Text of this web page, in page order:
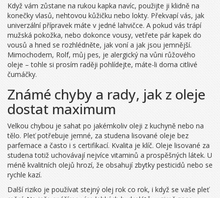
Když vám zůstane na rukou kapka navíc, použijte ji klidně na
konečky vlasů, nehtovou kůžičku nebo lokty. Překvapí vás, jak
univerzální přípravek máte v jedné lahvičce. A pokud vás trápí
mužská pokožka, nebo dokonce vousy, vetřete pár kapek do
vousů a hned se rozhlédněte, jak voní a jak jsou jemnější.
Mimochodem, Rolf, můj pes, je alergický na vůni růžového
oleje – tohle si prosím raději pohlídejte, máte-li doma citlivé
čumáčky.
Známé chyby a rady, jak z oleje
dostat maximum
Velkou chybou je sahat po jakémkoliv oleji z kuchyně nebo na
tělo. Pleť potřebuje jemné, za studena lisované oleje bez
parfemace a často i s certifikací. Kvalita je klíč. Oleje lisované za
studena totiž uchovávají nejvíce vitaminů a prospěšných látek. U
méně kvalitních olejů hrozí, že obsahují zbytky pesticidů nebo se
rychle kazí.
Další riziko je používat stejný olej rok co rok, i když se vaše pleť